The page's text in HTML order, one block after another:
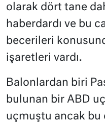
olarak dört tane
haberdardı ve bu
becerileri
işaretleri vardı.
Balonlardan biri
bulunan bir ABD
uçmuştu ancak bu